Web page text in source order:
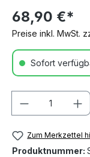
68,90 €*
Preise inkl. MwSt.
Sofort
Zum Merkzettel
Produktnummer: